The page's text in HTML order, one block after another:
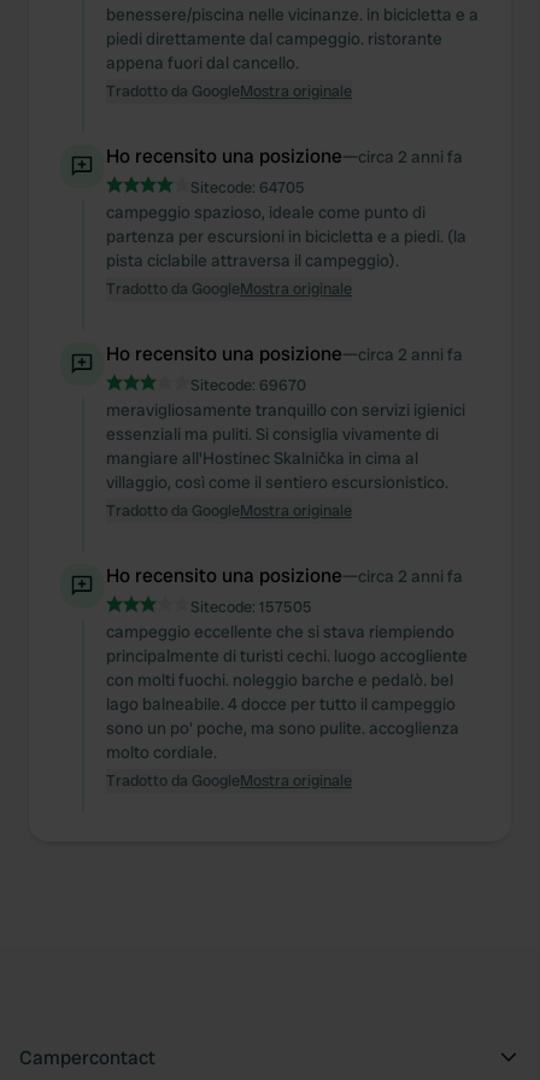
may combine it with other information that you’ve
provided to them or that they’ve collected from your use
of their services.
benessere/piscina nelle vicinanze. in bicicletta e a
piedi direttamente dal campeggio. ristorante
appena fuori dal cancello.
Tradotto da GoogleMostra originale
Ho recensito una posizione—circa 2 anni fa
Sitecode: 64705
campeggio spazioso, ideale come punto di
partenza per escursioni in bicicletta e a piedi. (la
pista ciclabile attraversa il campeggio).
Tradotto da GoogleMostra originale
Ho recensito una posizione—circa 2 anni fa
Sitecode: 69670
meravigliosamente tranquillo con servizi igienici
essenziali ma puliti. Si consiglia vivamente di
mangiare all'Hostinec Skalnička in cima al
villaggio, così come il sentiero escursionistico.
Tradotto da GoogleMostra originale
Ho recensito una posizione—circa 2 anni fa
Sitecode: 157505
campeggio eccellente che si stava riempiendo
principalmente di turisti cechi. luogo accogliente
con molti fuochi. noleggio barche e pedalò. bel
lago balneabile. 4 docce per tutto il campeggio
sono un po' poche, ma sono pulite. accoglienza
molto cordiale.
Tradotto da GoogleMostra originale
Campercontact